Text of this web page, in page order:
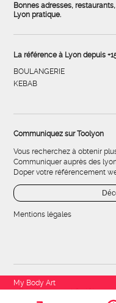
Bonnes adresses,
Lyon pratique.
La référence à Lyon depuis
BOULANGERIE
KEBAB
Communiquez sur Toolyon
Vous recherchez à obtenir
Communiquer auprès des
Doper votre référencement
Mentions légales
Développement &
My Body Art